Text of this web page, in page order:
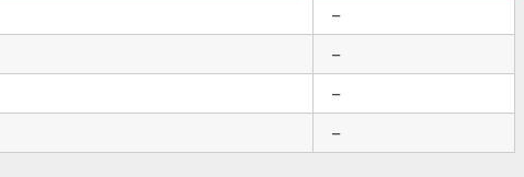
–
–
–
–